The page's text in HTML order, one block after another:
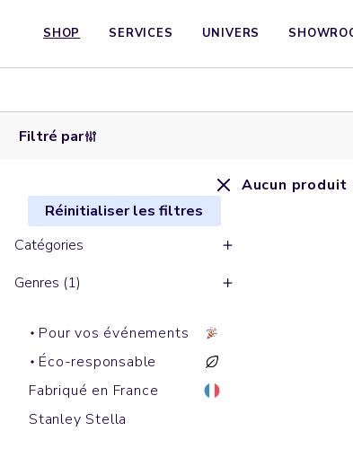
SHOP SERVICES UNIVERS
Filtré par
Réinitialiser les filtres
Catégories
Genres (1)
Pour vos événements
Éco-responsable
Fabriqué en France
Stanley Stella
Aucun produit